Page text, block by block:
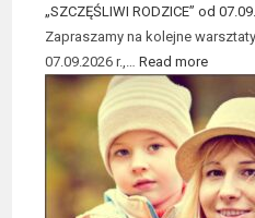
„SZCZĘŚLIWI RODZICE” od
Zapraszamy na kolejne
07.09.2026 r.,…Read more